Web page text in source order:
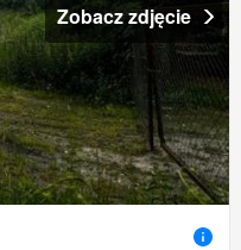
Zobacz zdjęcie